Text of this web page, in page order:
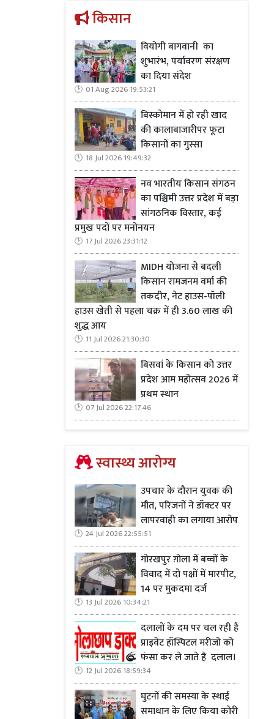
किसान
वियोगी बागवानी का
शुभारंभ, पर्यावरण संरक्षण
का दिया संदेश
01 Aug 2026 19:53:21
बिस्कोमान में हो रही खाद
की कालाबाजारीपर फूटा
किसानों का गुस्सा
18 Jul 2026 19:49:32
नव भारतीय किसान संगठन
का पश्चिमी उत्तर प्रदेश में बड़ा
सांगठनिक विस्तार, कई
प्रमुख पदों पर मनोनयन
17 Jul 2026 23:31:12
MIDH योजना से बदली
किसान रामजनम वर्मा की
तकदीर, नेट हाउस-पॉली
हाउस खेती से पहला चक्र में ही 3.60 लाख की
शुद्ध आय
11 Jul 2026 21:30:30
बिसवां के किसान को उत्तर
प्रदेश आम महोत्सव 2026 में
प्रथम स्थान
07 Jul 2026 22:17:46
स्वास्थ्य आरोग्य
उपचार के दौरान युवक की
मौत, परिजनों ने डॉक्टर पर
लापरवाही का लगाया आरोप
24 Jul 2026 22:55:51
गोरखपुर ग़ोला में बच्चों के
विवाद में दो पक्षों में मारपीट,
14 पर मुकदमा दर्ज
13 Jul 2026 10:34:21
दलालों के दम पर चल रही है
प्राइवेट हॉस्पिटल मरीजो को
फंसा कर ले जाते हैं दलाल।
12 Jul 2026 18:59:34
घुटनों की समस्या के स्थाई
समाधान के लिए किया कोरी